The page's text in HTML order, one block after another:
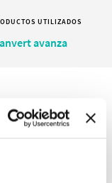
UTILIZADOS
avanza